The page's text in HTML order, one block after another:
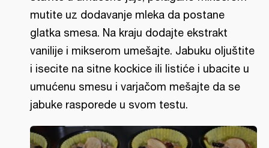
mutite uz dodavanje mleka da postane
glatka smesa. Na kraju dodajte ekstrakt
vanilije i mikserom umešajte. Jabuku oljuštite
i isecite na sitne kockice ili listiće i ubacite u
umućenu smesu i varjačom mešajte da se
jabuke rasporede u svom testu.